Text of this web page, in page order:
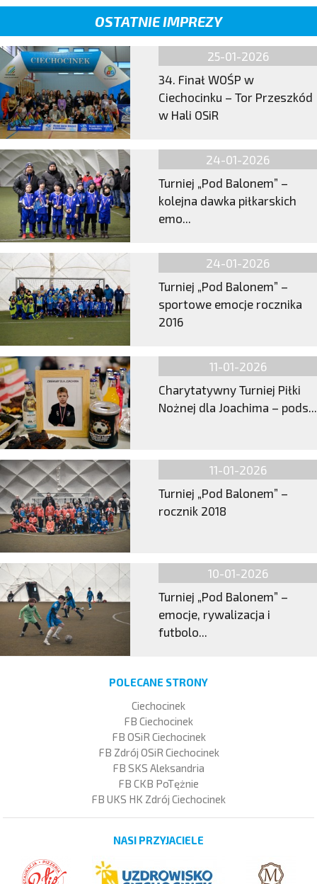
OSTATNIE IMPREZY
25-01-2026
34. Finał WOŚP w
Ciechocinku – Tor Przeszkód
w Hali OSiR
24-01-2026
Turniej „Pod Balonem” –
kolejna dawka piłkarskich
emo...
24-01-2026
Turniej „Pod Balonem” –
sportowe emocje rocznika
2016
11-01-2026
Charytatywny Turniej Piłki
Nożnej dla Joachima – pods...
11-01-2026
Turniej „Pod Balonem” –
rocznik 2018
10-01-2026
Turniej „Pod Balonem” –
emocje, rywalizacja i
futbolo...
POLECANE STRONY
Ciechocinek
FB Ciechocinek
FB OSiR Ciechocinek
FB Zdrój OSiR Ciechocinek
FB SKS Aleksandria
FB CKB PoTężnie
FB UKS HK Zdrój Ciechocinek
NASI PRZYJACIELE